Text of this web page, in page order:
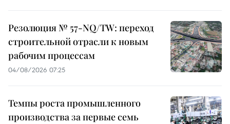
Резолюция № 57-NQ/TW: переход
строительной отрасли к новым
рабочим процессам
04/08/2026 07:25
Темпы роста промышленного
производства за первые семь